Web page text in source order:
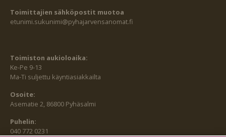
Toimittajien sähköpostit muotoa
etunimi.sukunimi@pyhajarvensanomat.fi
Toimiston aukioloaika:
Ke-Pe 9-13
Ma-Ti suljettu käyntiasiakkailta
Osoite:
Asematie 2, 86800 Pyhäsalmi
Puhelin:
040 772 0231